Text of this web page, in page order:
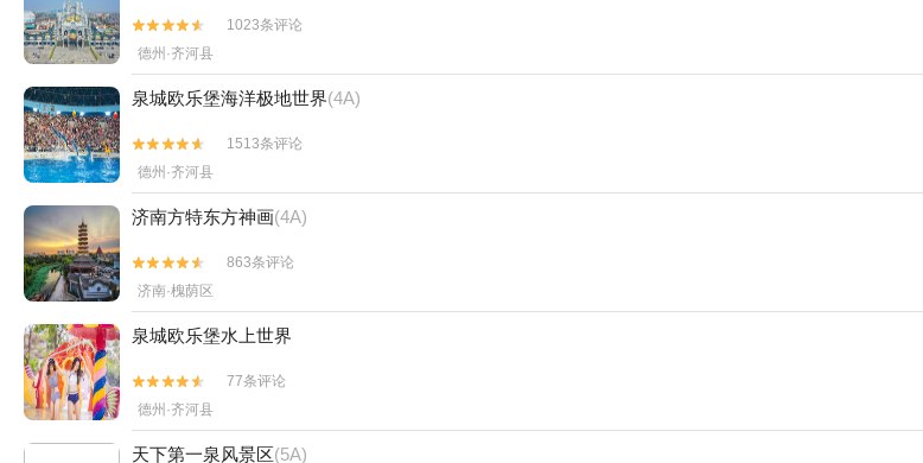


1023条评论
德州·齐河县
泉城欧乐堡海洋极地世界(4A)


1513条评论
德州·齐河县
济南方特东方神画(4A)


863条评论
济南·槐荫区
泉城欧乐堡水上世界


77条评论
德州·齐河县
天下第一泉风景区(5A)